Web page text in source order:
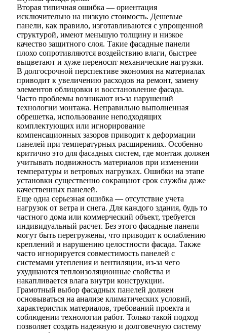
Вторая типичная ошибка — ориентация
исключительно на низкую стоимость. Дешевые
панели, как правило, изготавливаются с упрощенной
структурой, имеют меньшую толщину и низкое
качество защитного слоя. Такие фасадные панели
плохо сопротивляются воздействию влаги, быстрее
выцветают и хуже переносят механические нагрузки.
В долгосрочной перспективе экономия на материалах
приводит к увеличению расходов на ремонт, замену
элементов облицовки и восстановление фасада.
Часто проблемы возникают из-за нарушений
технологии монтажа. Неправильно выполненная
обрешетка, использование неподходящих
комплектующих или игнорирование
компенсационных зазоров приводит к деформации
панелей при температурных расширениях. Особенно
критично это для фасадных систем, где монтаж должен
учитывать подвижность материалов при изменении
температуры и ветровых нагрузках. Ошибки на этапе
установки существенно сокращают срок службы даже
качественных панелей.
Еще одна серьезная ошибка — отсутствие учета
нагрузок от ветра и снега. Для каждого здания, будь то
частного дома или коммерческий объект, требуется
индивидуальный расчет. Без этого фасадные панели
могут быть перегружены, что приводит к ослаблению
креплений и нарушению целостности фасада. Также
часто игнорируется совместимость панелей с
системами утепления и вентиляции, из-за чего
ухудшаются теплоизоляционные свойства и
накапливается влага внутри конструкции.
Грамотный выбор фасадных панелей должен
основываться на анализе климатических условий,
характеристик материалов, требований проекта и
соблюдении технологии работ. Только такой подход
позволяет создать надежную и долговечную систему